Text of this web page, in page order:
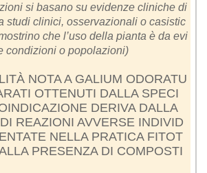
si basano su evidenze cliniche di
studi clinici, osservazionali o casistic
che l’uso della pianta è da evi
condizioni o popolazioni)
NOTA A GALIUM ODORATU
OTTENUTI DALLA SPECI
DERIVA DALLA
REAZIONI AVVERSE INDIVID
NELLA PRATICA FITOT
PRESENZA DI COMPOSTI